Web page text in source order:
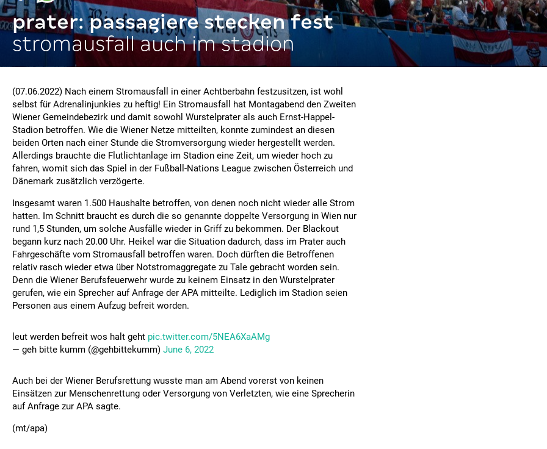
prater: passagiere stecken fest
stromausfall auch im stadion
(07.06.2022) Nach einem Stromausfall in einer Achtberbahn festzusitzen, ist wohl
selbst für Adrenalinjunkies zu heftig! Ein Stromausfall hat Montagabend den Zweiten
Wiener Gemeindebezirk und damit sowohl Wurstelprater als auch Ernst-Happel-
Stadion betroffen. Wie die Wiener Netze mitteilten, konnte zumindest an diesen
beiden Orten nach einer Stunde die Stromversorgung wieder hergestellt werden.
Allerdings brauchte die Flutlichtanlage im Stadion eine Zeit, um wieder hoch zu
fahren, womit sich das Spiel in der Fußball-Nations League zwischen Österreich und
Dänemark zusätzlich verzögerte.
Insgesamt waren 1.500 Haushalte betroffen, von denen noch nicht wieder alle Strom
hatten. Im Schnitt braucht es durch die so genannte doppelte Versorgung in Wien nur
rund 1,5 Stunden, um solche Ausfälle wieder in Griff zu bekommen. Der Blackout
begann kurz nach 20.00 Uhr. Heikel war die Situation dadurch, dass im Prater auch
Fahrgeschäfte vom Stromausfall betroffen waren. Doch dürften die Betroffenen
relativ rasch wieder etwa über Notstromaggregate zu Tale gebracht worden sein.
Denn die Wiener Berufsfeuerwehr wurde zu keinem Einsatz in den Wurstelprater
gerufen, wie ein Sprecher auf Anfrage der APA mitteilte. Lediglich im Stadion seien
Personen aus einem Aufzug befreit worden.
leut werden befreit wos halt geht pic.twitter.com/5NEA6XaAMg
— geh bitte kumm (@gehbittekumm) June 6, 2022
Auch bei der Wiener Berufsrettung wusste man am Abend vorerst von keinen
Einsätzen zur Menschenrettung oder Versorgung von Verletzten, wie eine Sprecherin
auf Anfrage zur APA sagte.
(mt/apa)